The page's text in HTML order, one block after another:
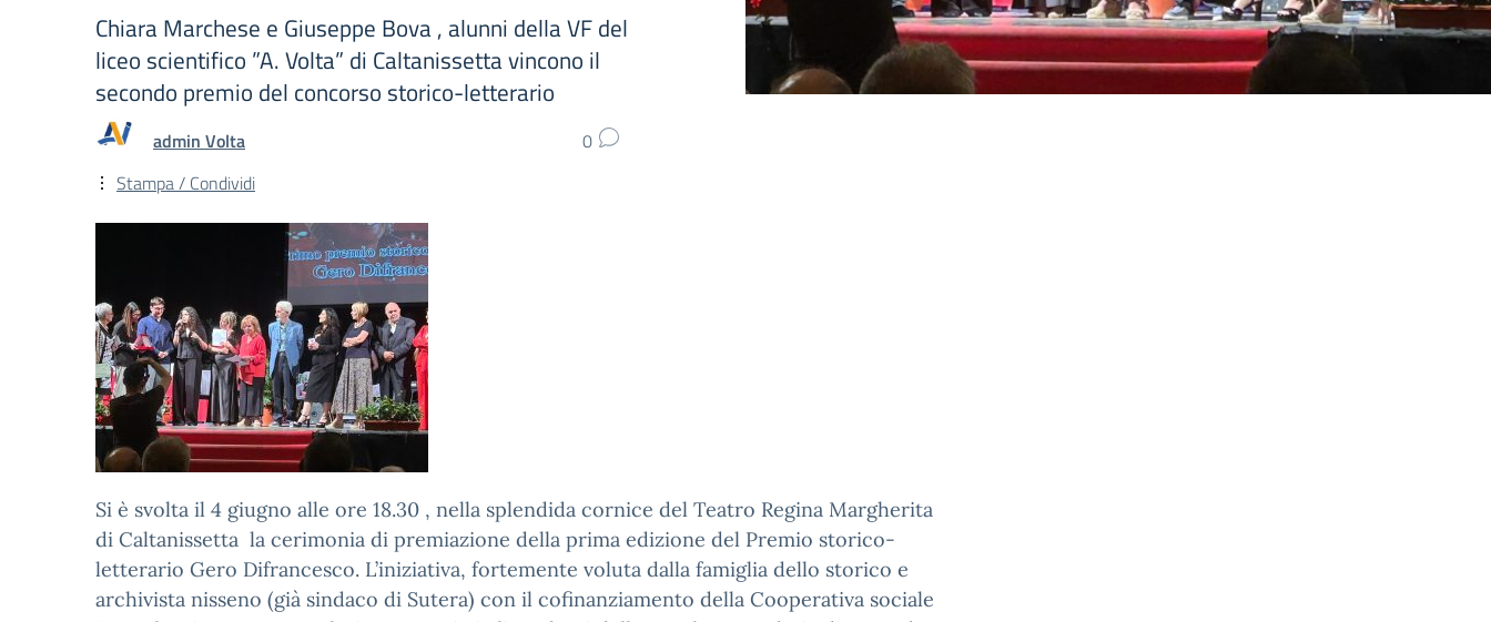
Chiara Marchese e Giuseppe Bova , alunni della VF del
liceo scientifico ”A. Volta” di Caltanissetta vincono il
secondo premio del concorso storico-letterario
admin Volta 0
Si è svolta il 4 giugno alle ore 18.30 , nella splendida cornice del Teatro Regina Margherita
di Caltanissetta la cerimonia di premiazione della prima edizione del Premio storico-
letterario Gero Difrancesco. L’iniziativa, fortemente voluta dalla famiglia dello storico e
archivista nisseno (già sindaco di Sutera) con il cofinanziamento della Cooperativa sociale
Stampa / Condividi